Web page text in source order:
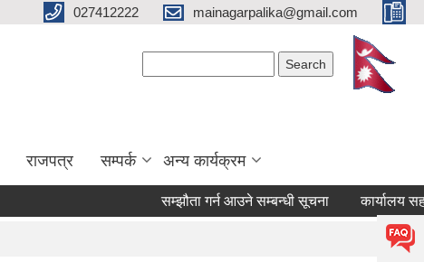
027412222 mainagarpalika@gmail.com
राजपत्र सम्पर्क अन्य कार्यक्रम
सम्झौता गर्न आउने सम्बन्धी सूचना कार्यालय